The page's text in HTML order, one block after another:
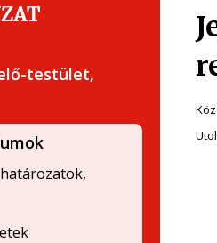
testület,